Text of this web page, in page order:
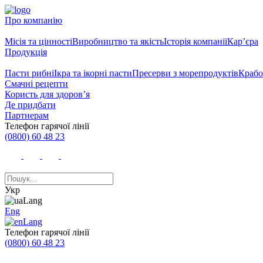
Про компанію
Місія та цінностіВиробництво та якістьІсторія компаніїКар’єра
Продукція
Пасти рибніІкра та ікорні пастиПресерви з морепродуктів
Смачні рецепти
Користь для здоров’я
Де придбати
Партнерам
Телефон гарячої лінії
(0800) 60 48 23
Укр
Eng
Телефон гарячої лінії
(0800) 60 48 23